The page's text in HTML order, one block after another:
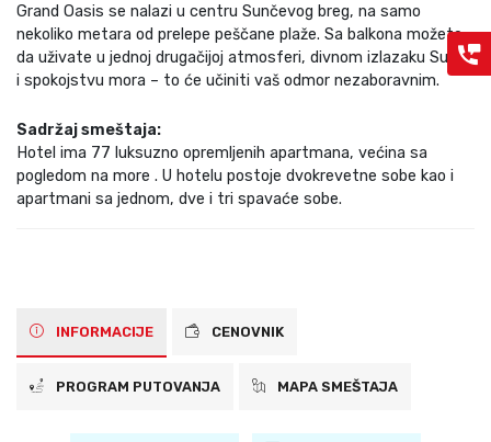
Grand Oasis se nalazi u centru Sunčevog breg, na samo
nekoliko metara od prelepe peščane plaže. Sa balkona možete
da uživate u jednoj drugačijoj atmosferi, divnom izlazaku Sunca
i spokojstvu mora – to će učiniti vaš odmor nezaboravnim.
Sadržaj smeštaja:
Hotel ima 77 luksuzno opremljenih apartmana, većina sa
pogledom na more . U hotelu postoje dvokrevetne sobe kao i
apartmani sa jednom, dve i tri spavaće sobe.
INFORMACIJE CENOVNIK
PROGRAM PUTOVANJA MAPA SMEŠTAJA